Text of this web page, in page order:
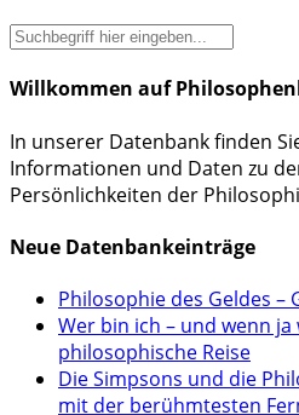
Willkommen auf
In unserer Datenbank finden
Informationen und Daten zu
Persönlichkeiten der
Neue Datenbankeinträge
Philosophie des Geldes –
Wer bin ich – und wenn ja
philosophische Reise
Die Simpsons und die
mit der berühmtesten